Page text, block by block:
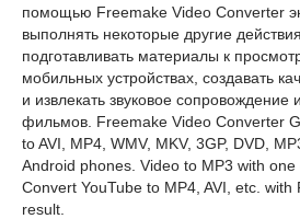
помощью Freemake Video Converter
выполнять некоторые другие
подготавливать материалы к
мобильных устройствах, создавать
и извлекать звуковое сопровождение
фильмов. Freemake Video Converter
to AVI, MP4, WMV, MKV, 3GP, DVD,
Android phones. Video to MP3 with one
Convert YouTube to MP4, AVI, etc.
result.